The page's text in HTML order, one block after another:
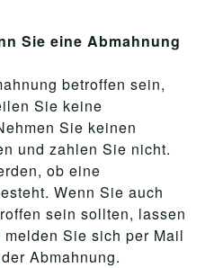
Sie eine Abmahnung
betroffen sein,
Sie keine
Sie keinen
und zahlen Sie nicht.
ob eine
Wenn Sie auch
sein sollten, lassen
Sie sich per Mail
Abmahnung.